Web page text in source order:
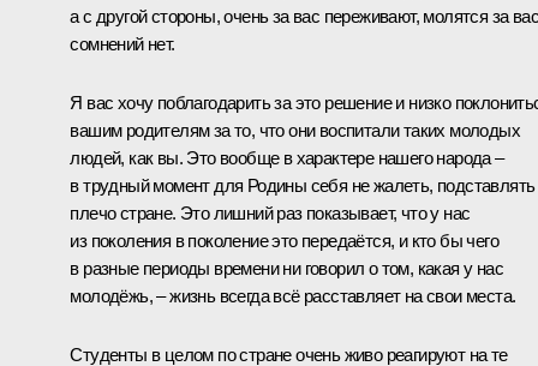
а с другой стороны, очень за вас переживают, молятся за
сомнений нет.
Я вас хочу поблагодарить за это решение и низко
вашим родителям за то, что они воспитали таких молодых
людей, как вы. Это вообще в характере нашего народа –
в трудный момент для Родины себя не жалеть, подставлять
плечо стране. Это лишний раз показывает, что у нас
из поколения в поколение это передаётся, и кто бы чего
в разные периоды времени ни говорил о том, какая у нас
молодёжь, – жизнь всегда всё расставляет на свои места.
Студенты в целом по стране очень живо реагируют на те